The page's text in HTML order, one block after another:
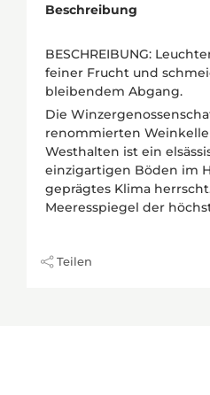
Beschreibung
BESCHREIBUNG:
feiner Frucht und
bleibendem Abgang.
Die
renommierten
Westhalten ist ein
einzigartigen Böden im
geprägtes Klima
Meeresspiegel der
Teilen